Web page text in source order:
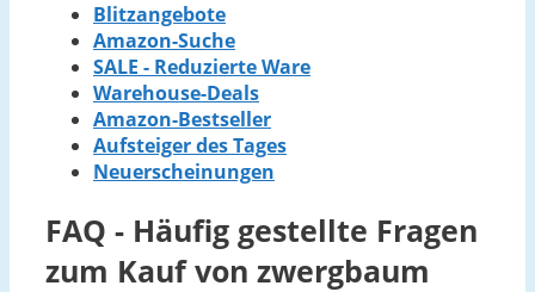
Blitzangebote
Amazon-Suche
SALE - Reduzierte Ware
Warehouse-Deals
Amazon-Bestseller
Aufsteiger des Tages
Neuerscheinungen
FAQ - Häufig gestellte Fragen
zum Kauf von zwergbaum